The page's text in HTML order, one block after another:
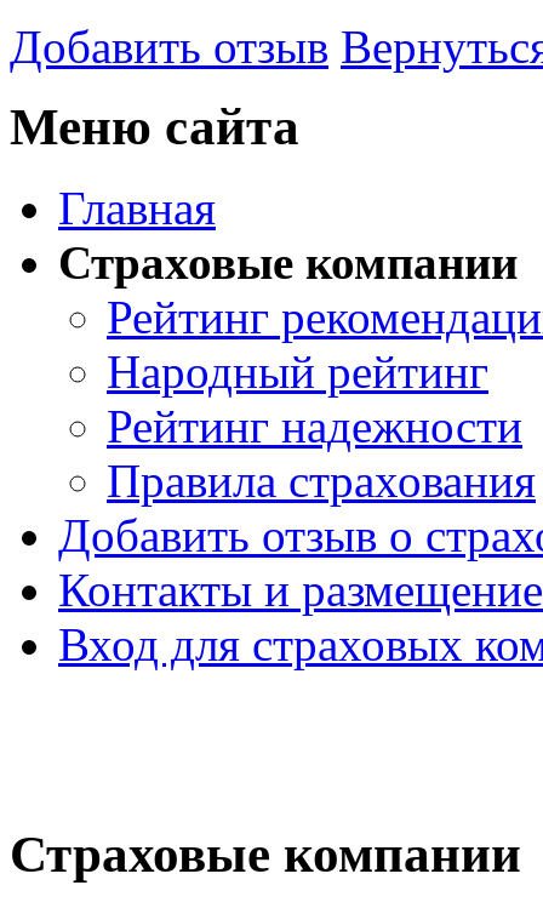
Добавить отзыв
Меню сайта
Главная
Страховые компании
Рейтинг
Народный рейтинг
Рейтинг надежности
Правила страхования
Добавить отзыв о
Контакты и
Вход для страховых
Страховые компании